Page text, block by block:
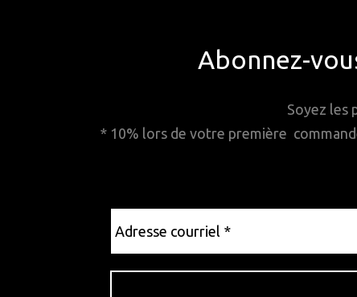
Abonnez-
Soyez les
* 10% lors de votre première
courriel